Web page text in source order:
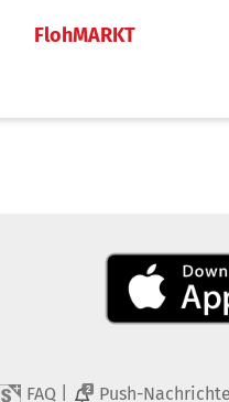
FlohMARKT
FAQ 2 Push-